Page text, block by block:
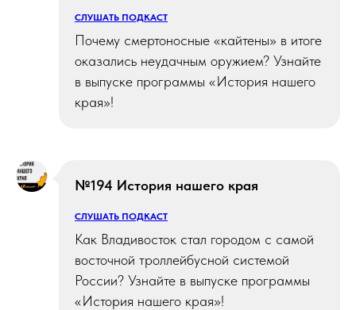
СЛУШАТЬ ПОДКАСТ
Почему смертоносные «кайтены» в итоге
оказались неудачным оружием? Узнайте
в выпуске программы «История нашего
края»!
№194 История нашего края
СЛУШАТЬ ПОДКАСТ
Как Владивосток стал городом с самой
восточной троллейбусной системой
России? Узнайте в выпуске программы
«История нашего края»!